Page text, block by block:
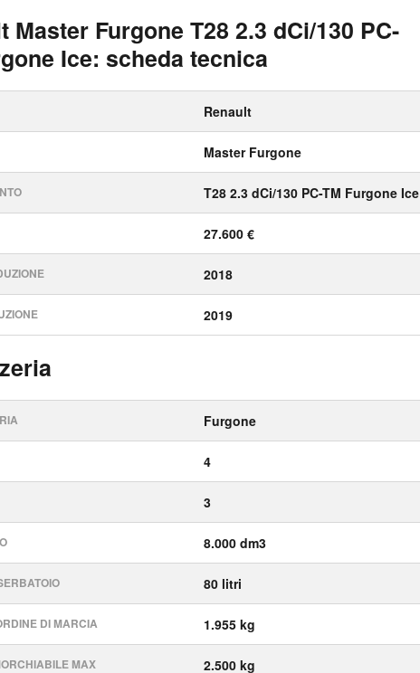
Master Furgone T28 2.3 dCi/130 PC-
Ice: scheda tecnica
Renault
Master Furgone
T28 2.3 dCi/130 PC-TM Furgone Ice
27.600 €
2018
2019
Furgone
4
3
8.000 dm3
80 litri
DI MARCIA 1.955 kg
MAX 2.500 kg